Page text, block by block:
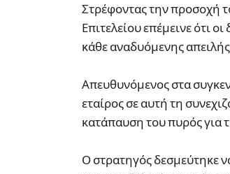
Στρέφοντας την προσοχή
Επιτελείου επέμεινε ότι
κάθε αναδυόμενης
Απευθυνόμενος στα
εταίρος σε αυτή τη
κατάπαυση του πυρός για
Ο στρατηγός δεσμεύτηκε